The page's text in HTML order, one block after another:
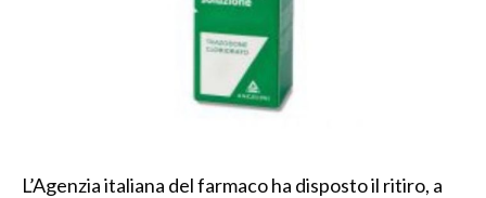
L’Agenzia italiana del farmaco ha disposto il ritiro, a